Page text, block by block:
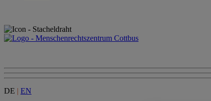
DE | EN